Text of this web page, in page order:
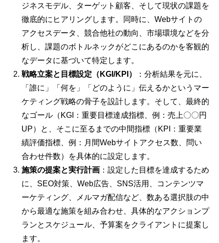
ジネスモデル、ターゲット顧客、そして現状の課題を
徹底的にヒアリングします。同時に、Webサイトの
アクセスデータ、競合他社の動向、市場環境などを分
析し、課題のボトルネックがどこにあるのかを客観的
なデータに基づいて特定します。
戦略立案と目標設定（KGI/KPI）
：分析結果を元に、
「誰に」「何を」「どのように」伝えるかというマー
ケティング戦略の骨子を設計します。そして、最終的
なゴール（KGI：重要目標達成指標、例：売上〇〇円
UP）と、そこに至るまでの中間指標（KPI：重要業
績評価指標、例：月間Webサイトアクセス数、問い
合わせ件数）を具体的に設定します。
施策の提案と実行計画 ：設定した目標を達成するため
に、SEO対策、Web広告、SNS活用、コンテンツマ
ーケティング、メルマガ配信など、数ある選択肢の中
から最適な施策を組み合わせ、具体的なアクションプ
ランとスケジュール、予算案をクライアントに提案し
ます。